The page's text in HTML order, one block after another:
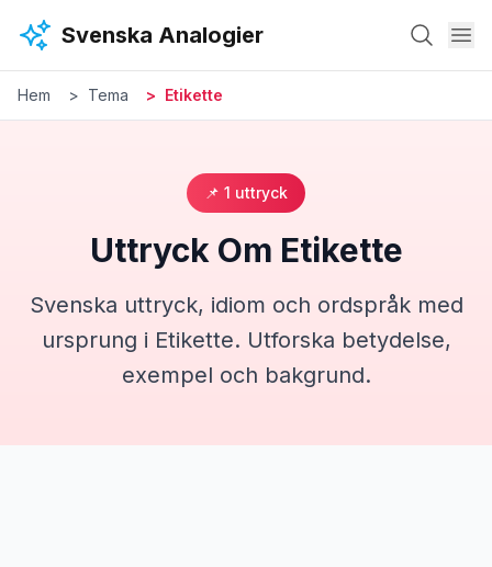
Svenska Analogier
Hem Tema Etikette
📌 1 uttryck
Uttryck Om Etikette
Svenska uttryck, idiom och ordspråk med
ursprung i Etikette. Utforska betydelse,
exempel och bakgrund.